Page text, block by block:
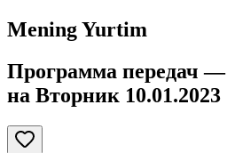
Mening Yurtim
Программа передач —
на Вторник 10.01.2023